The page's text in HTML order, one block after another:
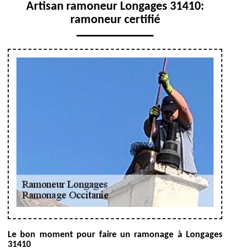
Artisan ramoneur Longages 31410:
ramoneur certifié
Le bon moment pour faire un ramonage à Longages
31410